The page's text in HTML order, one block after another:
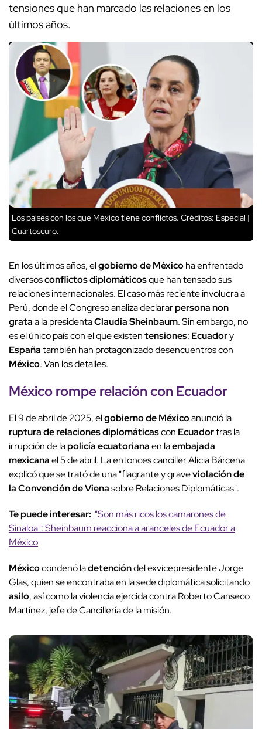
tensiones que han marcado las relaciones en los
últimos años.
Los países con los que México tiene conflictos. Créditos: Especial |
Cuartoscuro.
En los últimos años, elgobierno de Méxicoha enfrentado
diversosconflictos diplomáticosque han tensado sus
relaciones internacionales. El caso más reciente involucra a
Perú, donde el Congreso analiza declararpersona non
grataa la presidentaClaudia Sheinbaum. Sin embargo, no
es el único país con el que existentensiones: Ecuadory
Españatambién han protagonizado desencuentros con
México. Van los detalles.
Méxicorompe relación con Ecuador
El 9 de abril de 2025, elgobierno de Méxicoanunció la
ruptura de relaciones diplomáticascon Ecuadortras la
irrupción de lapolicía ecuatorianaen laembajada
mexicanael 5 de abril. La entonces canciller Alicia Bárcena
explicó que se trató de una "flagrante y graveviolación de
la Convención de Vienasobre Relaciones Diplomáticas".
Te puede interesar: "Son más ricos los camarones de
Sinaloa": Sheinbaum reacciona a aranceles de Ecuador a
México
Méxicocondenó ladetencióndel exvicepresidente Jorge
Glas, quien se encontraba en la sede diplomática solicitando
asilo, así como la violencia ejercida contra Roberto Canseco
Martínez, jefe de Cancillería de la misión.